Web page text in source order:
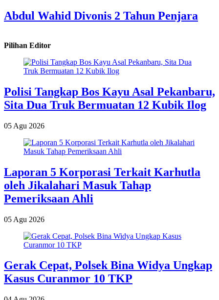
Abdul Wahid Divonis 2 Tahun Penjara
Pilihan Editor
Polisi Tangkap Bos Kayu Asal Pekanbaru,
Sita Dua Truk Bermuatan 12 Kubik Ilog
05 Agu 2026
Laporan 5 Korporasi Terkait Karhutla
oleh Jikalahari Masuk Tahap
Pemeriksaan Ahli
05 Agu 2026
Gerak Cepat, Polsek Bina Widya Ungkap
Kasus Curanmor 10 TKP